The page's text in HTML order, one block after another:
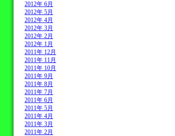
2012年 6月
2012年 5月
2012年 4月
2012年 3月
2012年 2月
2012年 1月
2011年 12月
2011年 11月
2011年 10月
2011年 9月
2011年 8月
2011年 7月
2011年 6月
2011年 5月
2011年 4月
2011年 3月
2011年 2月